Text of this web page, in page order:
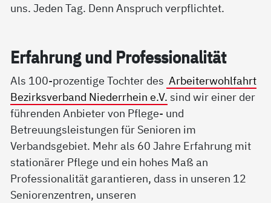
uns. Jeden Tag. Denn Anspruch verpflichtet.
Er­fah­rung und Pro­fes­sio­na­li­tät
Als 100-prozentige Tochter des Arbeiterwohlfahrt
Bezirksverband Niederrhein e.V. sind wir einer der
führenden Anbieter von Pflege- und
Betreuungsleistungen für Senioren im
Verbandsgebiet. Mehr als 60 Jahre Erfahrung mit
stationärer Pflege und ein hohes Maß an
Professionalität garantieren, dass in unseren 12
Seniorenzentren, unseren